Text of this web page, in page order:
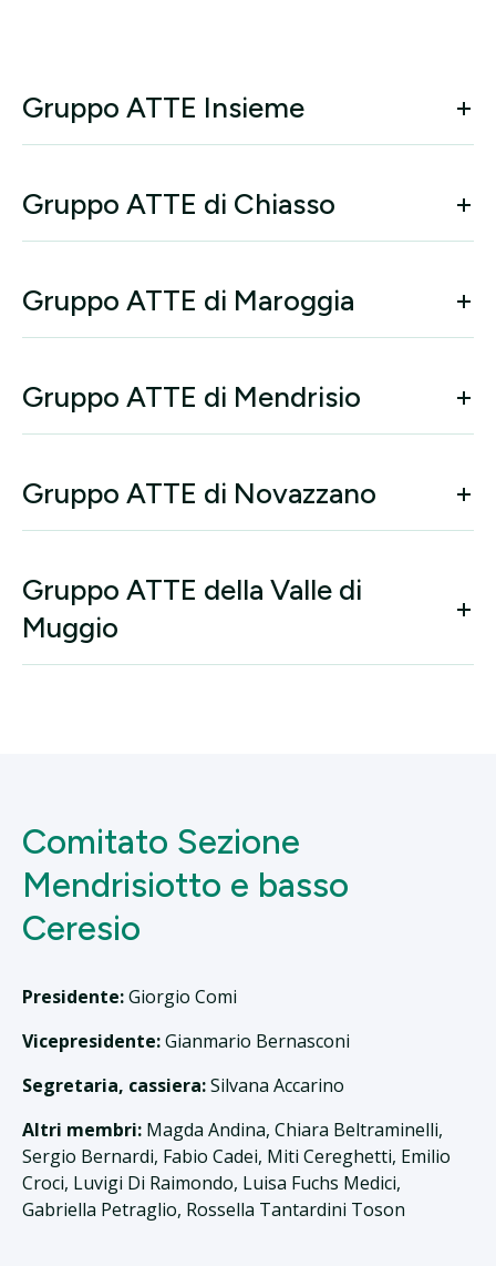
Gruppo ATTE Insieme
Gruppo ATTE di Chiasso
Gruppo ATTE di Maroggia
Gruppo ATTE di Mendrisio
Gruppo ATTE di Novazzano
Gruppo ATTE della Valle di
Muggio
Comitato Sezione
Mendrisiotto e basso
Ceresio
Presidente:Giorgio Comi
Vicepresidente:Gianmario Bernasconi
Segretaria, cassiera:Silvana Accarino
Altri membri: Magda Andina, Chiara Beltraminelli,
Sergio Bernardi, Fabio Cadei, Miti Cereghetti, Emilio
Croci, Luvigi Di Raimondo, Luisa Fuchs Medici,
Gabriella Petraglio, Rossella Tantardini Toson